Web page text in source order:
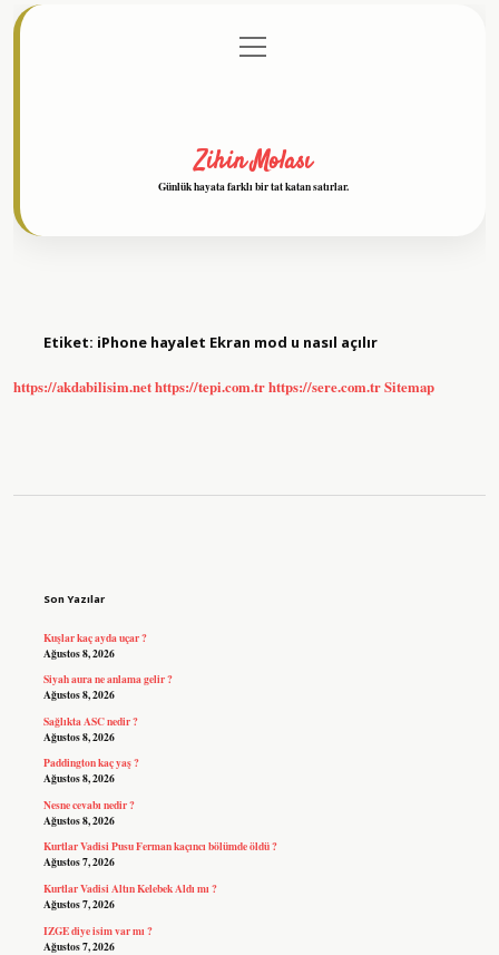
Gizlilik Politikası
menüyü
aç
Zihin Molası
Günlük hayata farklı bir tat katan satırlar.
Etiket: iPhone hayalet Ekran mod u nasıl açılır
https://akdabilisim.nethttps://tepi.com.trhttps://sere.com.trSitemap
Son Yazılar
Kuşlar kaç ayda uçar ?
Ağustos 8, 2026
Siyah aura ne anlama gelir ?
Ağustos 8, 2026
Sağlıkta ASC nedir ?
Ağustos 8, 2026
Paddington kaç yaş ?
Ağustos 8, 2026
Nesne cevabı nedir ?
Ağustos 8, 2026
Kurtlar Vadisi Pusu Ferman kaçıncı bölümde öldü ?
Ağustos 7, 2026
Kurtlar Vadisi Altın Kelebek Aldı mı ?
Ağustos 7, 2026
IZGE diye isim var mı ?
Ağustos 7, 2026